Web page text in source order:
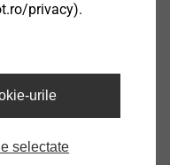
privacy).
urile
selectate